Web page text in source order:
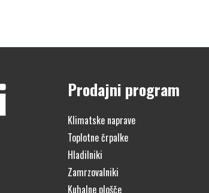
Prodajni program
Klimatske naprave
Toplotne črpalke
Hladilniki
Zamrzovalniki
Kuhalne plošče